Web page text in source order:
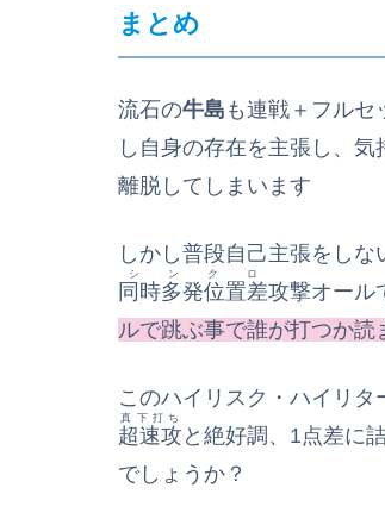
まとめ
流石の牛島 も連戦＋フル
し自身の存在を主張し、
離脱してしまいます
しかし普段自己主張をしな
同時多発位置差
シンクロ
攻撃オール
ルで跳ぶ事で誰が打つか読
このハイリスク・ハイリ
超速攻
真下打ち
と絶好調、1点差に
でしょうか？